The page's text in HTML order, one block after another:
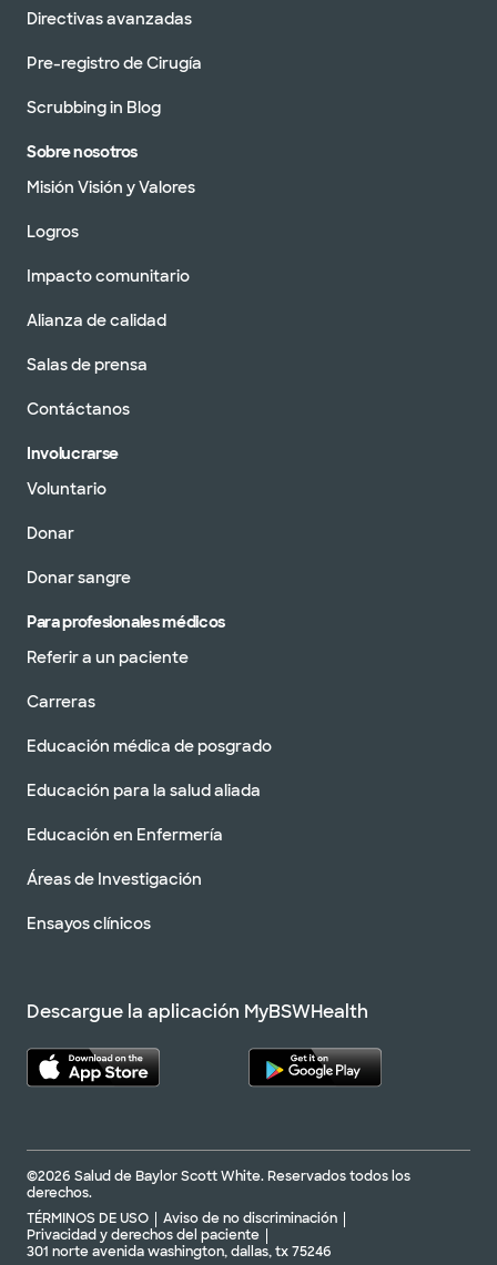
Directivas avanzadas
Pre-registro de Cirugía
Scrubbing in Blog
Sobre nosotros
Misión Visión y Valores
Logros
Impacto comunitario
Alianza de calidad
Salas de prensa
Contáctanos
Involucrarse
Voluntario
Donar
Donar sangre
Para profesionales médicos
Referir a un paciente
Carreras
Educación médica de posgrado
Educación para la salud aliada
Educación en Enfermería
Áreas de Investigación
Ensayos clínicos
Descargue la aplicación MyBSWHealth
©2026 Salud de Baylor Scott White. Reservados todos los
derechos.
TÉRMINOS DE USO
Aviso de no discriminación
Privacidad y derechos del paciente
301 norte avenida washington, dallas, tx 75246